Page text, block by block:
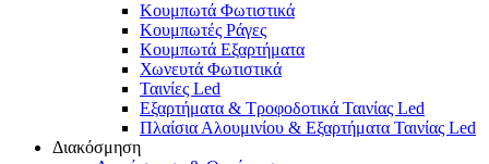
Κουμπωτά Φωτιστικά
Κουμπωτές Ράγες
Κουμπωτά Εξαρτήματα
Χωνευτά Φωτιστικά
Ταινίες Led
Εξαρτήματα & Τροφοδοτικά Ταινίας Led
Πλαίσια Αλουμινίου & Εξαρτήματα Ταινίας Led
Διακόσμηση